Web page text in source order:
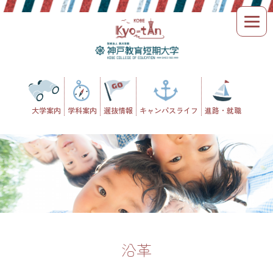
Skip
to
大学案内 学科案内 選抜情報 キャンパスライフ 進路・就職
沿革